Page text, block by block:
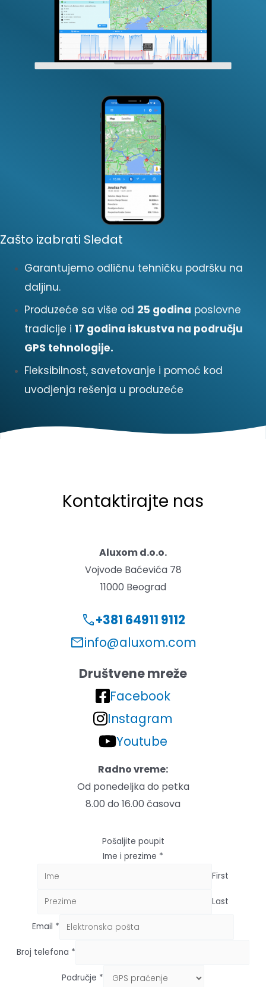
Zašto izabrati Sledat
Garantujemo odličnu tehničku podršku na
daljinu.
Produzeće sa više od 25 godina poslovne
tradicije i17 godina iskustva na području
GPS tehnologije.
Fleksibilnost, savetovanje i pomoć kod
uvodjenja rešenja u produzeće
Kontaktirajte nas
Aluxom d.o.o.
Vojvode Baćevića 78
11000 Beograd
call+381 64911 9112
mailinfo@aluxom.com
Društvene mreže
Facebook
Instagram
Youtube
Radno vreme:
Od ponedeljka do petka
8.00 do 16.00 časova
Pošaljite poupit
Ime i prezime *
First
Last
Email *
Broj telefona *
Područje *